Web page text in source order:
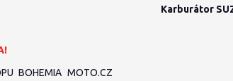
BOHEMIA MOTO.CZ
Karburátor